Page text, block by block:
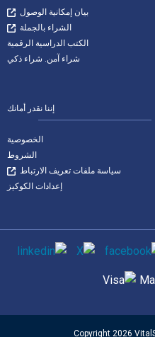
بيان إمكانية الوصول
الشراء بالجملة
الكتب الدراسية الرقمية
شراء آمن. شراء ذكي
إننا نقدر أمانك
الخصوصية
الشروط
سياسة ملفات تعريف الارتباط
إعدادات الكوكيز
© Copyright 2026